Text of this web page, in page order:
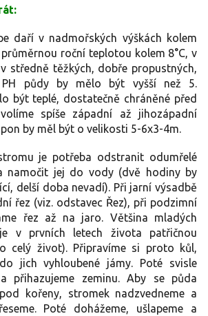
daří v nadmořských výškách kolem
průměrnou roční teplotou kolem 8°C, v
středně těžkých, dobře propustných,
PH půdy by mělo být vyšší než 5.
být teplé, dostatečně chráněné před
spíše západní až jihozápadní
by měl být o velikosti 5-6x3-4m.
je potřeba odstranit odumřelé
namočit jej do vody (dvě hodiny by
delší doba nevadí). Při jarní výsadbě
řez (viz. odstavec Řez), při podzimní
řez až na jaro. Většina mladých
v prvních letech života patřičnou
celý život). Připravíme si proto kůl,
jich vyhloubené jámy. Poté svisle
přihazujeme zeminu. Aby se půda
kořeny, stromek nadzvedneme a
Poté dohážeme, ušlapeme a